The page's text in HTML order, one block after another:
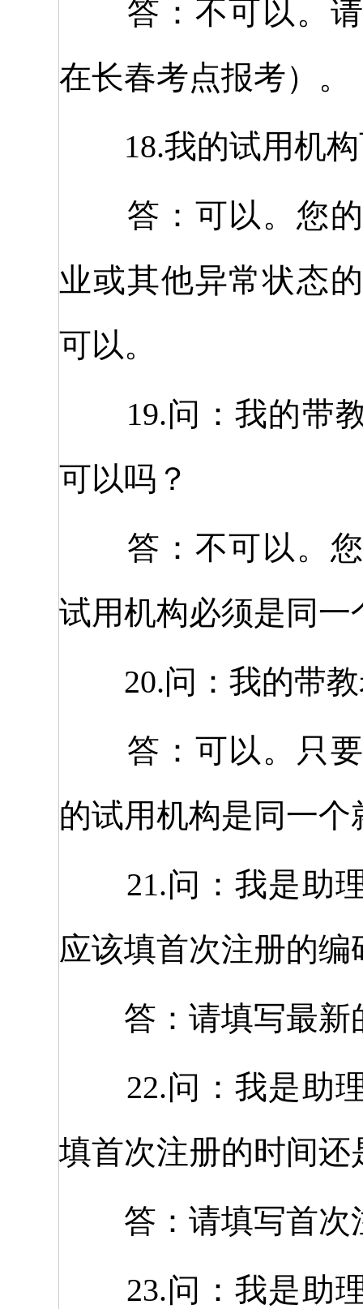
答：不可以。请
在长春考点报考）。
18.我的试用机构
答：可以。您的
业或其他异常状态
可以。
19.问：我的带教
可以吗？
答：不可以。您
试用机构必须是同一
20.问：我的带教
答：可以。只要
的试用机构是同一个
21.问：我是助理
应该填首次注册的
答：请填写最新
22.问：我是助理
填首次注册的时间
答：请填写首次
23.问：我是助理